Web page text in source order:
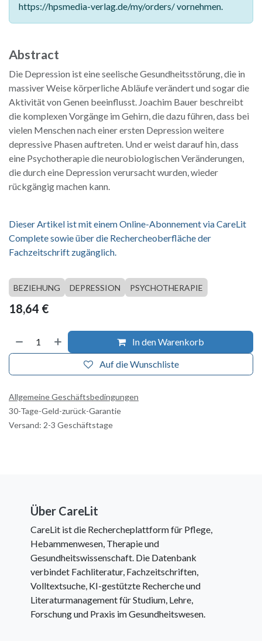
https://hpsmedia-verlag.de/my/orders/ vornehmen.
Abstract
Die Depression ist eine seelische Gesundheitsstörung, die in
massiver Weise körperliche Abläufe verändert und sogar die
Aktivität von Genen beeinflusst. Joachim Bauer beschreibt
die komplexen Vorgänge im Gehirn, die dazu führen, dass bei
vielen Menschen nach einer ersten Depression weitere
depressive Phasen auftreten. Und er weist darauf hin, dass
eine Psychotherapie die neurobiologischen Veränderungen,
die durch eine Depression verursacht wurden, wieder
rückgängig machen kann.
Dieser Artikel ist mit einem Online-Abonnement via CareLit
Complete sowie über die Rechercheoberfläche der
Fachzeitschrift zugänglich.
BEZIEHUNG DEPRESSION PSYCHOTHERAPIE
18,64 €
In den Warenkorb
Auf die Wunschliste
Allgemeine Geschäftsbedingungen
30-Tage-Geld-zurück-Garantie
Versand: 2-3 Geschäftstage
Über CareLit
CareLit ist die Rechercheplattform für Pflege,
Hebammenwesen, Therapie und
Gesundheitswissenschaft. Die Datenbank
verbindet Fachliteratur, Fachzeitschriften,
Volltextsuche, KI-gestützte Recherche und
Literaturmanagement für Studium, Lehre,
Forschung und Praxis im Gesundheitswesen.